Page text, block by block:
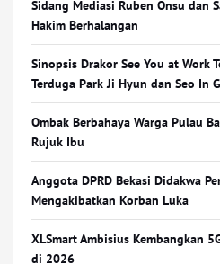
Sidang Mediasi Ruben Onsu dan
Hakim Berhalangan
Sinopsis Drakor See You at Work
Terduga Park Ji Hyun dan Seo In
Ombak Berbahaya Warga Pulau
Rujuk Ibu
Anggota DPRD Bekasi Didakwa
Mengakibatkan Korban Luka
XLSmart Ambisius Kembangkan
di 2026